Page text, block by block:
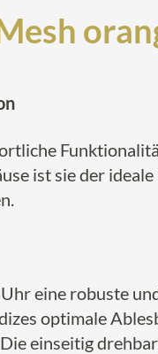
ist sie der
eine robuste
optimale
Die einseitig